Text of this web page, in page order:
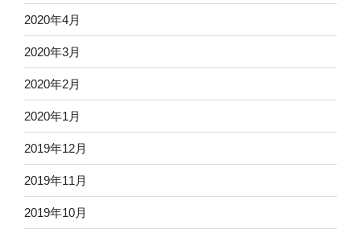
2020年4月
2020年3月
2020年2月
2020年1月
2019年12月
2019年11月
2019年10月